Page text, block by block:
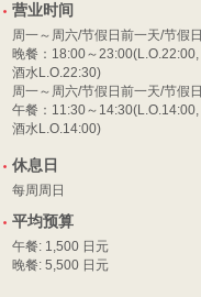
营业时间
周一～周六/节假日前一天/节假日
晚餐：18:00～23:00(L.O.22:00,
酒水L.O.22:30)
周一～周六/节假日前一天/节假日
午餐：11:30～14:30(L.O.14:00,
酒水L.O.14:00)
休息日
每周周日
平均预算
午餐: 1,500 日元
晚餐: 5,500 日元